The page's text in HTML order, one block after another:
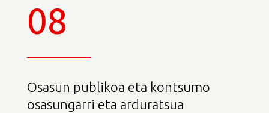
08
Osasun publikoa eta kontsumo
osasungarri eta arduratsua